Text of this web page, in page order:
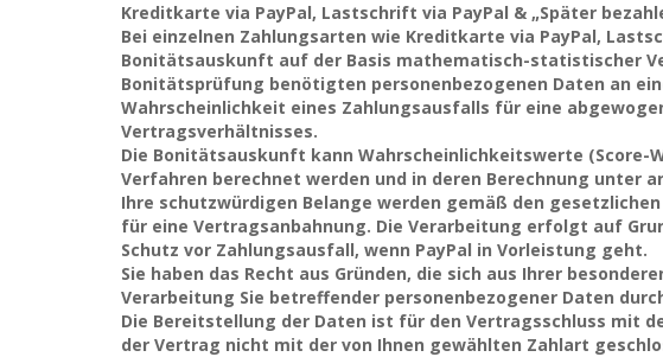
Kreditkarte via PayPal, Lastschrift via PayPal & „Später
Bei einzelnen Zahlungsarten wie Kreditkarte via PayPal,
Bonitätsauskunft auf der Basis mathematisch-statistischer
Bonitätsprüfung benötigten personenbezogenen Daten an
Wahrscheinlichkeit eines Zahlungsausfalls für eine
Vertragsverhältnisses.
Die Bonitätsauskunft kann Wahrscheinlichkeitswerte
Verfahren berechnet werden und in deren Berechnung unter
Ihre schutzwürdigen Belange werden gemäß den
für eine Vertragsanbahnung. Die Verarbeitung erfolgt auf
Schutz vor Zahlungsausfall, wenn PayPal in Vorleistung geht.
Sie haben das Recht aus Gründen, die sich aus Ihrer
Verarbeitung Sie betreffender personenbezogener Daten
Die Bereitstellung der Daten ist für den Vertragsschluss mit
der Vertrag nicht mit der von Ihnen gewählten Zahlart